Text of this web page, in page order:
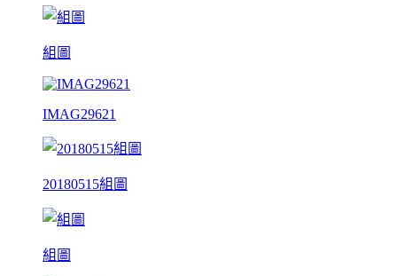
組圖
IMAG29621
20180515組圖
組圖